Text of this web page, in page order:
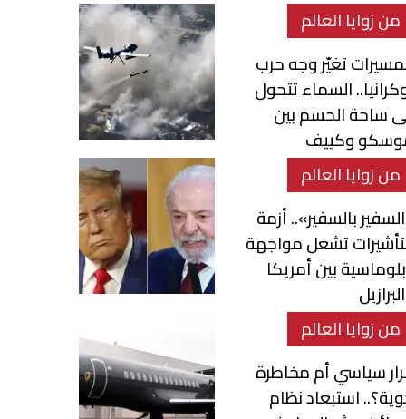
من زوايا العالم
تغيّر وجه حرب
السماء تتحول
ساحة الحسم بين
وكييف
من زوايا العالم
بالسفير».. أزمة
تشعل مواجهة
بين أمريكا
من زوايا العالم
سياسي أم مخاطرة
استبعاد نظام